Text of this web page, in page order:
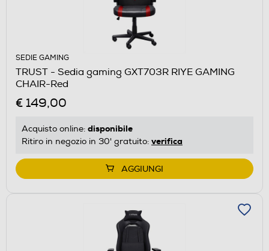
SEDIE GAMING
TRUST - Sedia gaming GXT703R RIYE GAMING
CHAIR-Red
€ 149,00
Acquisto online: disponibile
Ritiro in negozio in 30' gratuito: verifica
AGGIUNGI